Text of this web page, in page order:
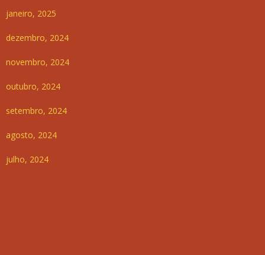
janeiro, 2025
dezembro, 2024
novembro, 2024
outubro, 2024
setembro, 2024
agosto, 2024
julho, 2024